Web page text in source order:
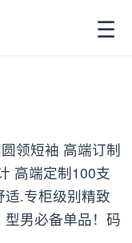
☰
领短袖 高端订制
高端定制100支
.专柜级别精致
男必备单品！码